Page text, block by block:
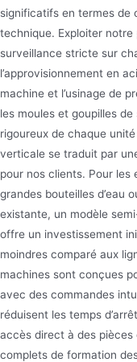
significatifs en termes de
technique. Exploiter
surveillance stricte sur
l’approvisionnement en
machine et l’usinage de
les moules et goupilles de
rigoureux de chaque
verticale se traduit par
pour nos clients. Pour
grandes bouteilles d’eau
existante, un modèle
offre un investissement
moindres comparé aux
machines sont conçues
avec des commandes
réduisent les temps
accès direct à des
complets de formation